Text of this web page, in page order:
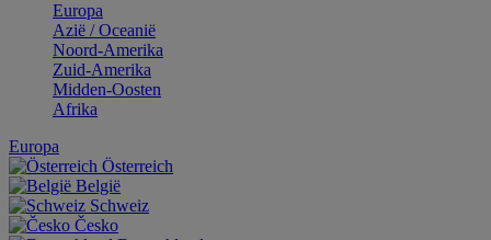
Europa
Aziё / Oceaniё
Noord-Amerika
Zuid-Amerika
Midden-Oosten
Afrika
Europa
Österreich
België
Schweiz
Česko